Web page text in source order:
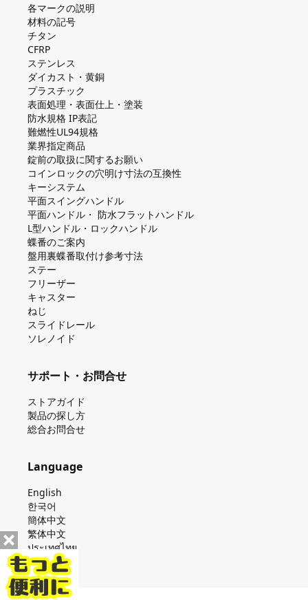
各マークの説明
材料の記号
チタン
CFRP
ステンレス
ダイカスト・⻩銅
プラスチック
表面処理・表面仕上・塗装
防⽔規格 IP表記
難燃性UL94規格
業界指定商品
錠前の取扱に関するお願い
コインロックの⽳明け⼨法の互換性
キーシステム
平⾯スイングハンドル
平⾯ハンドル・ 防⽔フラットハンドル
L型ハンドル・ロックハンドル
蝶番のご案内
盤⽤裏蝶番取付け参考⼨法
ステー
フリーザー
キャスター
ねじ
スライドレール
ソレノイド
サポート・お問合せ
ストアガイド
製品の探し⽅
総合お問合せ
Language
English
한국어
簡体中文
繁体中文
ประเทศไทย